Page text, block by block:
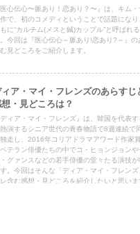
医心伝心〜脈あり！恋あり？〜』は、キム
で、初のコメディということで話題にな
もに“カルチム(メスと鍼)カップル”と呼ばれ
今回は『医心伝心～脈あり!恋あり?～』の
見どころをご紹介します。
ィア・マイ・フレンズのあらすじ
・見どころは？
ディア・マイ・フレンズ』は、韓国を代表
演するシニア世代の青春物語で8週連続で
走し、2016年コリアドラマアワード作家
テラン俳優たちの中でコ・ヒョンジョンや
グァンスなどの若手俳優の堂々たる演技
す。今回はそんな「ディア・マイ・フレン
含む感想・見どころを紹介したいと思いま